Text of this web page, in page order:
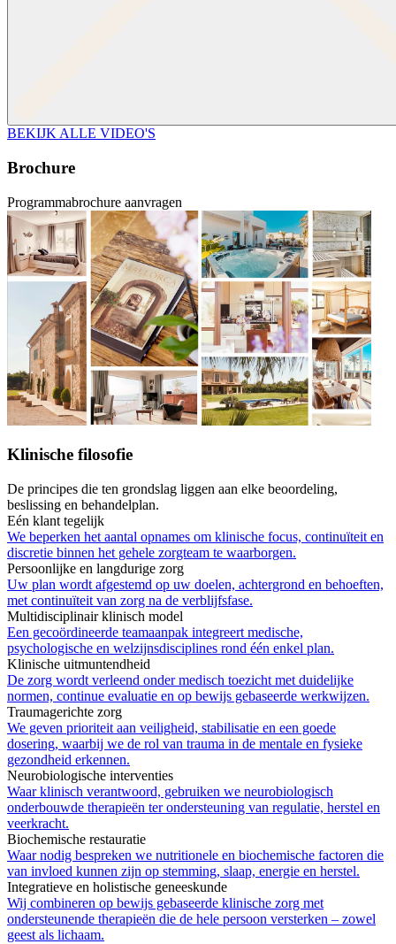
BEKIJK ALLE VIDEO'S
Brochure
Programmabrochure aanvragen
Klinische filosofie
De principes die ten grondslag liggen aan elke beoordeling,
beslissing en behandelplan.
Eén klant tegelijk
We beperken het aantal opnames om klinische focus, continuïteit en
discretie binnen het gehele zorgteam te waarborgen.
Persoonlijke en langdurige zorg
Uw plan wordt afgestemd op uw doelen, achtergrond en behoeften,
met continuïteit van zorg na de verblijfsfase.
Multidisciplinair klinisch model
Een gecoördineerde teamaanpak integreert medische,
psychologische en welzijnsdisciplines rond één enkel plan.
Klinische uitmuntendheid
De zorg wordt verleend onder medisch toezicht met duidelijke
normen, continue evaluatie en op bewijs gebaseerde werkwijzen.
Traumagerichte zorg
We geven prioriteit aan veiligheid, stabilisatie en een goede
dosering, waarbij we de rol van trauma in de mentale en fysieke
gezondheid erkennen.
Neurobiologische interventies
Waar klinisch verantwoord, gebruiken we neurobiologisch
onderbouwde therapieën ter ondersteuning van regulatie, herstel en
veerkracht.
Biochemische restauratie
Waar nodig bespreken we nutritionele en biochemische factoren die
van invloed kunnen zijn op stemming, slaap, energie en herstel.
Integratieve en holistische geneeskunde
Wij combineren op bewijs gebaseerde klinische zorg met
ondersteunende therapieën die de hele persoon versterken – zowel
geest als lichaam.